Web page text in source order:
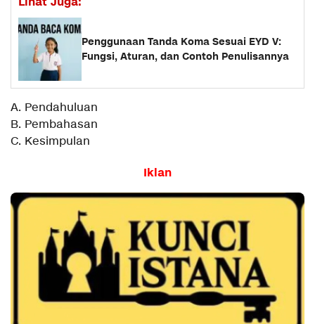
Penggunaan Tanda Koma Sesuai EYD V:
Fungsi, Aturan, dan Contoh Penulisannya
A. Pendahuluan
B. Pembahasan
C. Kesimpulan
Iklan